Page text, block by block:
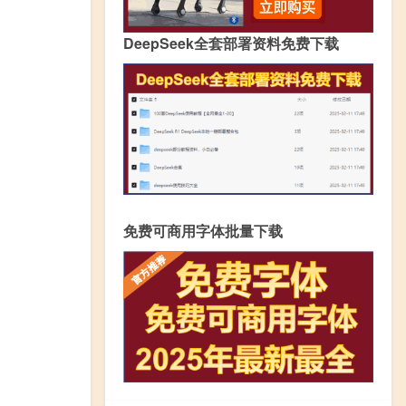
DeepSeek全套部署资料免费下载
免费可商用字体批量下载